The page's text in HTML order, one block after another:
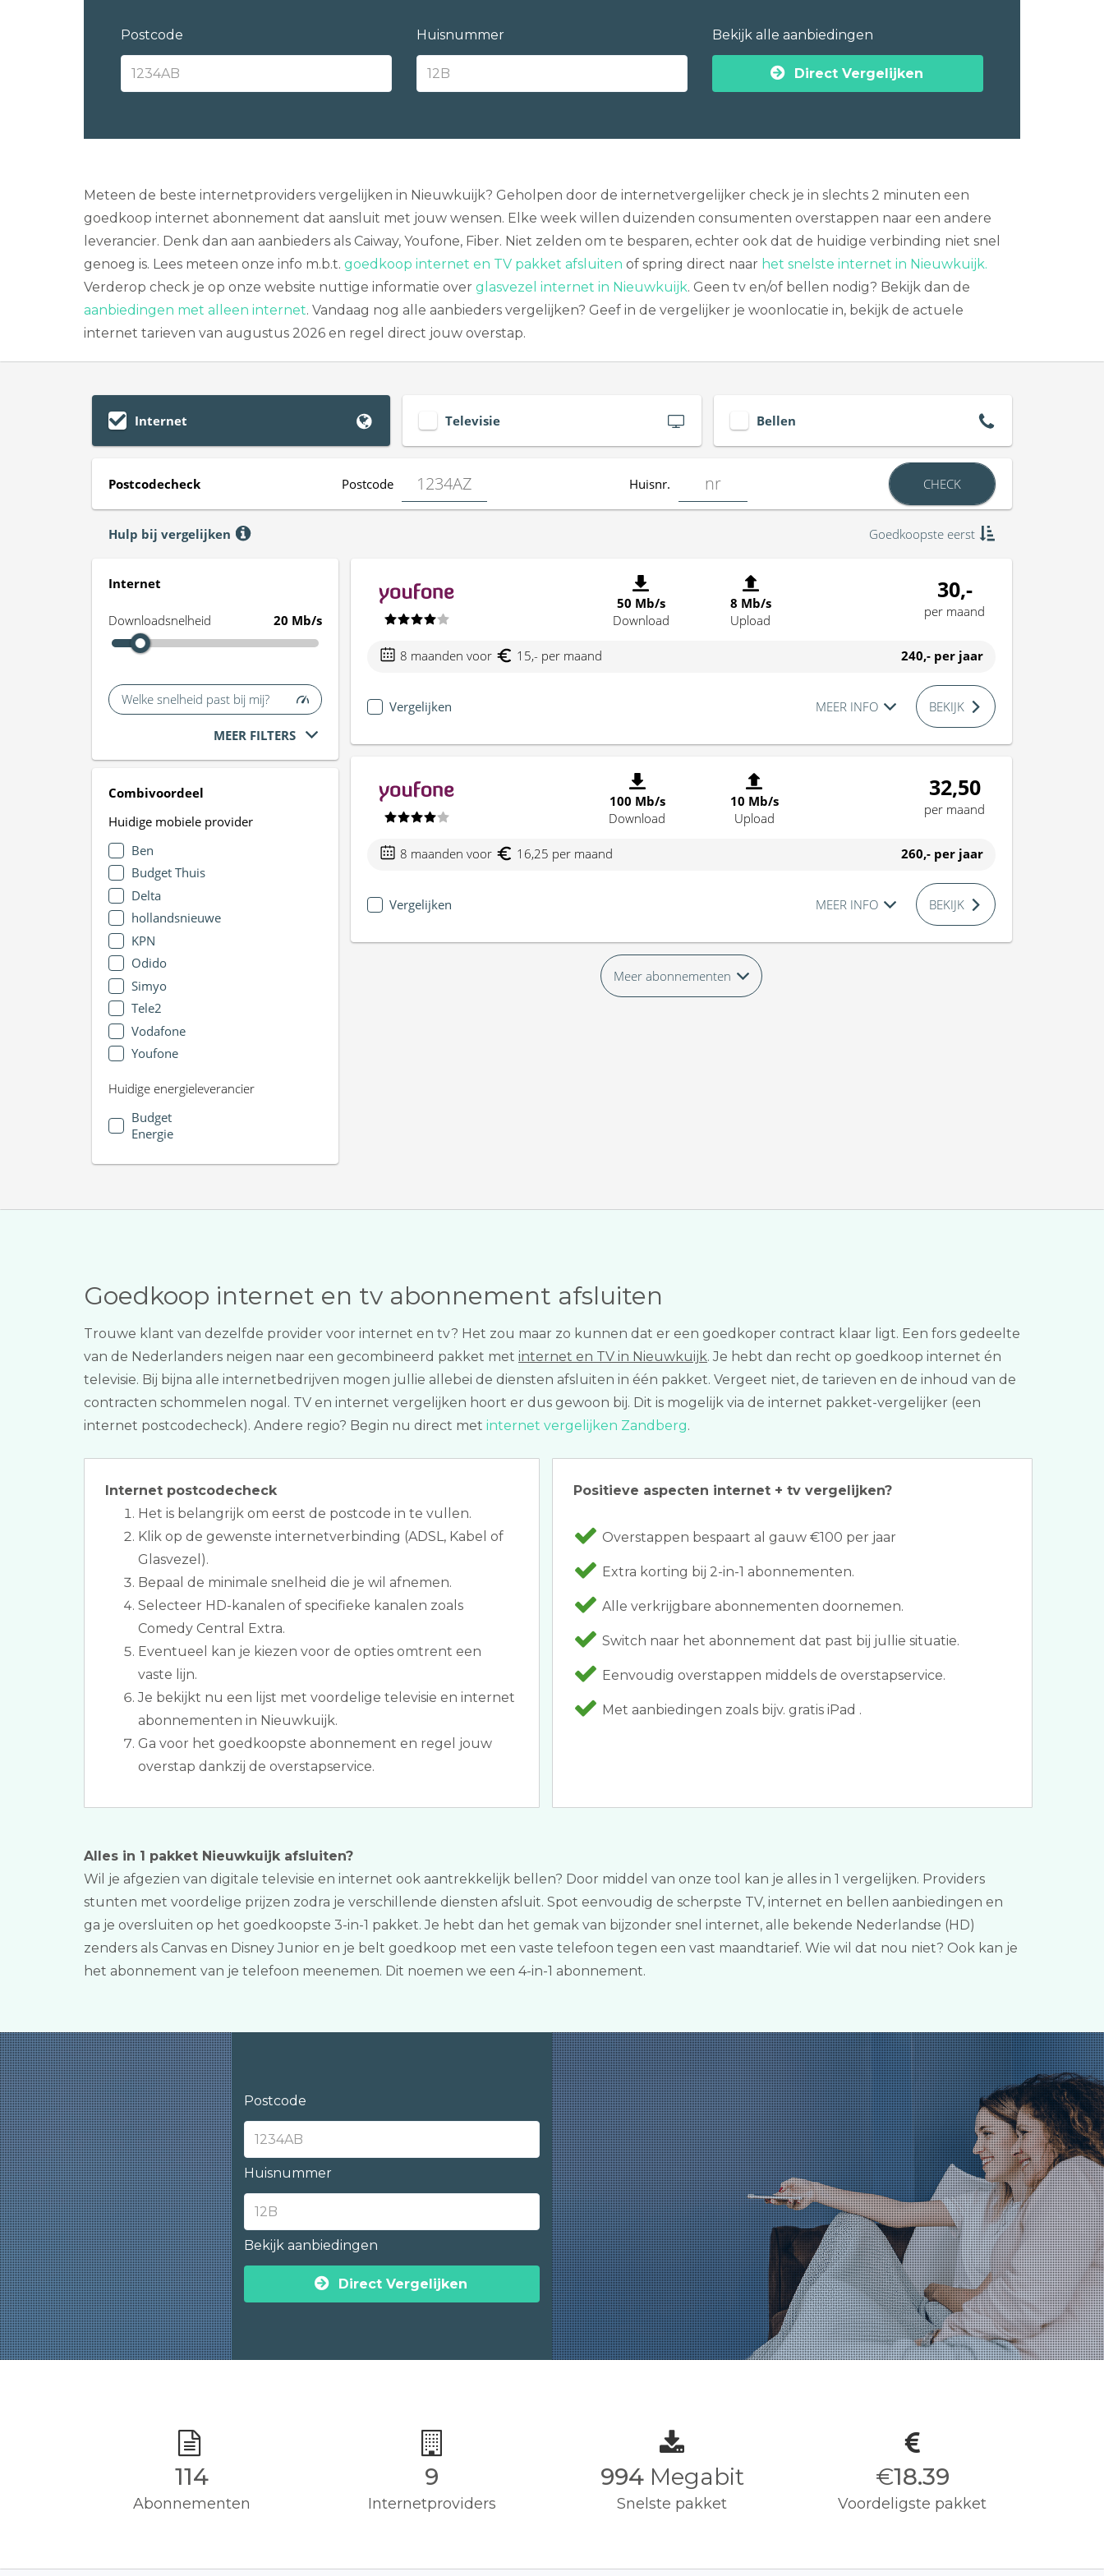
Postcode Huisnummer Bekijk alle aanbiedingen
Direct Vergelijken
Meteen de beste internetproviders vergelijken in Nieuwkuijk? Geholpen door de internetvergelijker check je in slechts 2 minuten een
goedkoop internet abonnement dat aansluit met jouw wensen. Elke week willen duizenden consumenten overstappen naar een andere
leverancier. Denk dan aan aanbieders als Caiway, Youfone, Fiber. Niet zelden om te besparen, echter ook dat de huidige verbinding niet snel
genoeg is. Lees meteen onze info m.b.t. goedkoop internet en TV pakket afsluiten of spring direct naar het snelste internet in Nieuwkuijk.
Verderop check je op onze website nuttige informatie over glasvezel internet in Nieuwkuijk. Geen tv en/of bellen nodig? Bekijk dan de
aanbiedingen met alleen internet. Vandaag nog alle aanbieders vergelijken? Geef in de vergelijker je woonlocatie in, bekijk de actuele
internet tarieven van augustus 2026 en regel direct jouw overstap.
Internet Televisie Bellen
Postcodecheck Postcode Huisnr. CHECK
Hulp bij vergelijken Goedkoopste eerst
Internet
Downloadsnelheid 20 Mb/s
Welke snelheid past bij mij?
MEER FILTERS
Combivoordeel
Huidige mobiele provider
Ben
Budget Thuis
Delta
hollandsnieuwe
KPN
Odido
Simyo
Tele2
Vodafone
Youfone
Huidige energieleverancier
Budget
Energie
50 Mb/s
Download
8 Mb/s
Upload
30,-
per maand
8 maanden voor 15,- per maand 240,- per jaar
Vergelijken MEER INFO BEKIJK
100 Mb/s
Download
10 Mb/s
Upload
32,50
per maand
8 maanden voor 16,25 per maand 260,- per jaar
Vergelijken MEER INFO BEKIJK
Meer abonnementen
Goedkoop internet en tv abonnement afsluiten
Trouwe klant van dezelfde provider voor internet en tv? Het zou maar zo kunnen dat er een goedkoper contract klaar ligt. Een fors gedeelte
van de Nederlanders neigen naar een gecombineerd pakket met internet en TV in Nieuwkuijk. Je hebt dan recht op goedkoop internet én
televisie. Bij bijna alle internetbedrijven mogen jullie allebei de diensten afsluiten in één pakket. Vergeet niet, de tarieven en de inhoud van de
contracten schommelen nogal. TV en internet vergelijken hoort er dus gewoon bij. Dit is mogelijk via de internet pakket-vergelijker (een
internet postcodecheck). Andere regio? Begin nu direct met internet vergelijken Zandberg.
Internet postcodecheck
Het is belangrijk om eerst de postcode in te vullen.
Klik op de gewenste internetverbinding (ADSL, Kabel of
Glasvezel).
Bepaal de minimale snelheid die je wil afnemen.
Selecteer HD-kanalen of specifieke kanalen zoals
Comedy Central Extra.
Eventueel kan je kiezen voor de opties omtrent een
vaste lijn.
Je bekijkt nu een lijst met voordelige televisie en internet
abonnementen in Nieuwkuijk.
Ga voor het goedkoopste abonnement en regel jouw
overstap dankzij de overstapservice.
Positieve aspecten internet + tv vergelijken?
Overstappen bespaart al gauw €100 per jaar
Extra korting bij 2-in-1 abonnementen.
Alle verkrijgbare abonnementen doornemen.
Switch naar het abonnement dat past bij jullie situatie.
Eenvoudig overstappen middels de overstapservice.
Met aanbiedingen zoals bijv. gratis iPad .
Alles in 1 pakket Nieuwkuijk afsluiten?
Wil je afgezien van digitale televisie en internet ook aantrekkelijk bellen? Door middel van onze tool kan je alles in 1 vergelijken. Providers
stunten met voordelige prijzen zodra je verschillende diensten afsluit. Spot eenvoudig de scherpste TV, internet en bellen aanbiedingen en
ga je oversluiten op het goedkoopste 3-in-1 pakket. Je hebt dan het gemak van bijzonder snel internet, alle bekende Nederlandse (HD)
zenders als Canvas en Disney Junior en je belt goedkoop met een vaste telefoon tegen een vast maandtarief. Wie wil dat nou niet? Ook kan je
het abonnement van je telefoon meenemen. Dit noemen we een 4-in-1 abonnement.
Postcode
Huisnummer
Bekijk aanbiedingen
Direct Vergelijken
115
Abonnementen
9
Internetproviders
1,000 Megabit
Snelste pakket
€18.50
Voordeligste pakket